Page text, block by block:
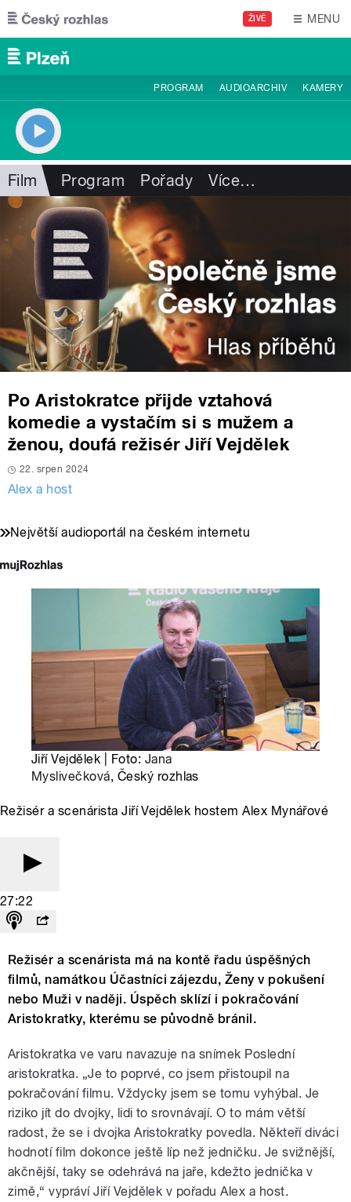
Přejít k hlavnímu obsahu
ŽIVĚ MENU
PROGRAM AUDIOARCHIV KAMERY
Film Program Pořady Více…
Po Aristokratce přijde vztahová
komedie a vystačím si s mužem a
ženou, doufá režisér Jiří Vejdělek
22. srpen 2024
Alex a host
Největší audioportál na českém internetu
Jiří Vejdělek | Foto: Jana
Myslivečková, Český rozhlas
Režisér a scenárista Jiří Vejdělek hostem Alex Mynářové
27:22
Režisér a scenárista má na kontě řadu úspěšných
filmů, namátkou Účastníci zájezdu, Ženy v pokušení
nebo Muži v naději. Úspěch sklízí i pokračování
Aristokratky, kterému se původně bránil.
Aristokratka ve varu navazuje na snímek Poslední
aristokratka. „Je to poprvé, co jsem přistoupil na
pokračování filmu. Vždycky jsem se tomu vyhýbal. Je
riziko jít do dvojky, lidi to srovnávají. O to mám větší
radost, že se i dvojka Aristokratky povedla. Někteří diváci
hodnotí film dokonce ještě líp než jedničku. Je svižnější,
akčnější, taky se odehrává na jaře, kdežto jednička v
zimě,“ vypráví Jiří Vejdělek v pořadu Alex a host.